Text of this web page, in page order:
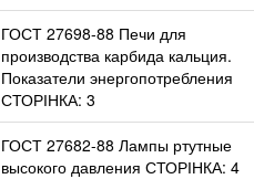
ГОСТ 27698-88 Печи для
производства карбида кальция.
Показатели энергопотребления
СТОРІНКА: 3
ГОСТ 27682-88 Лампы ртутные
высокого давления СТОРІНКА: 4